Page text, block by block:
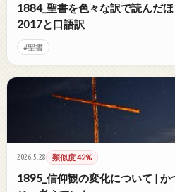
1884_聖書を色々な訳で読んだ
2017と口語訳
#聖書
2026.5.28 類似度 42%
1895_信仰観の変化について |